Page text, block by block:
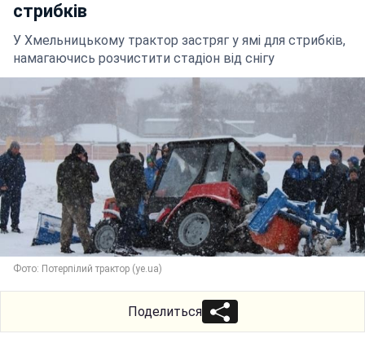
стрибків
У Хмельницькому трактор застряг у ямі для стрибків,
намагаючись розчистити стадіон від снігу
Фото: Потерпілий трактор (ye.ua)
Поделиться